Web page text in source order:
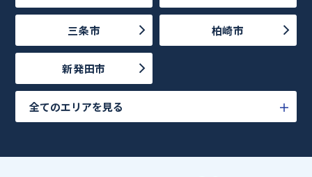
三条市 柏崎市
新発田市
全てのエリアを見る